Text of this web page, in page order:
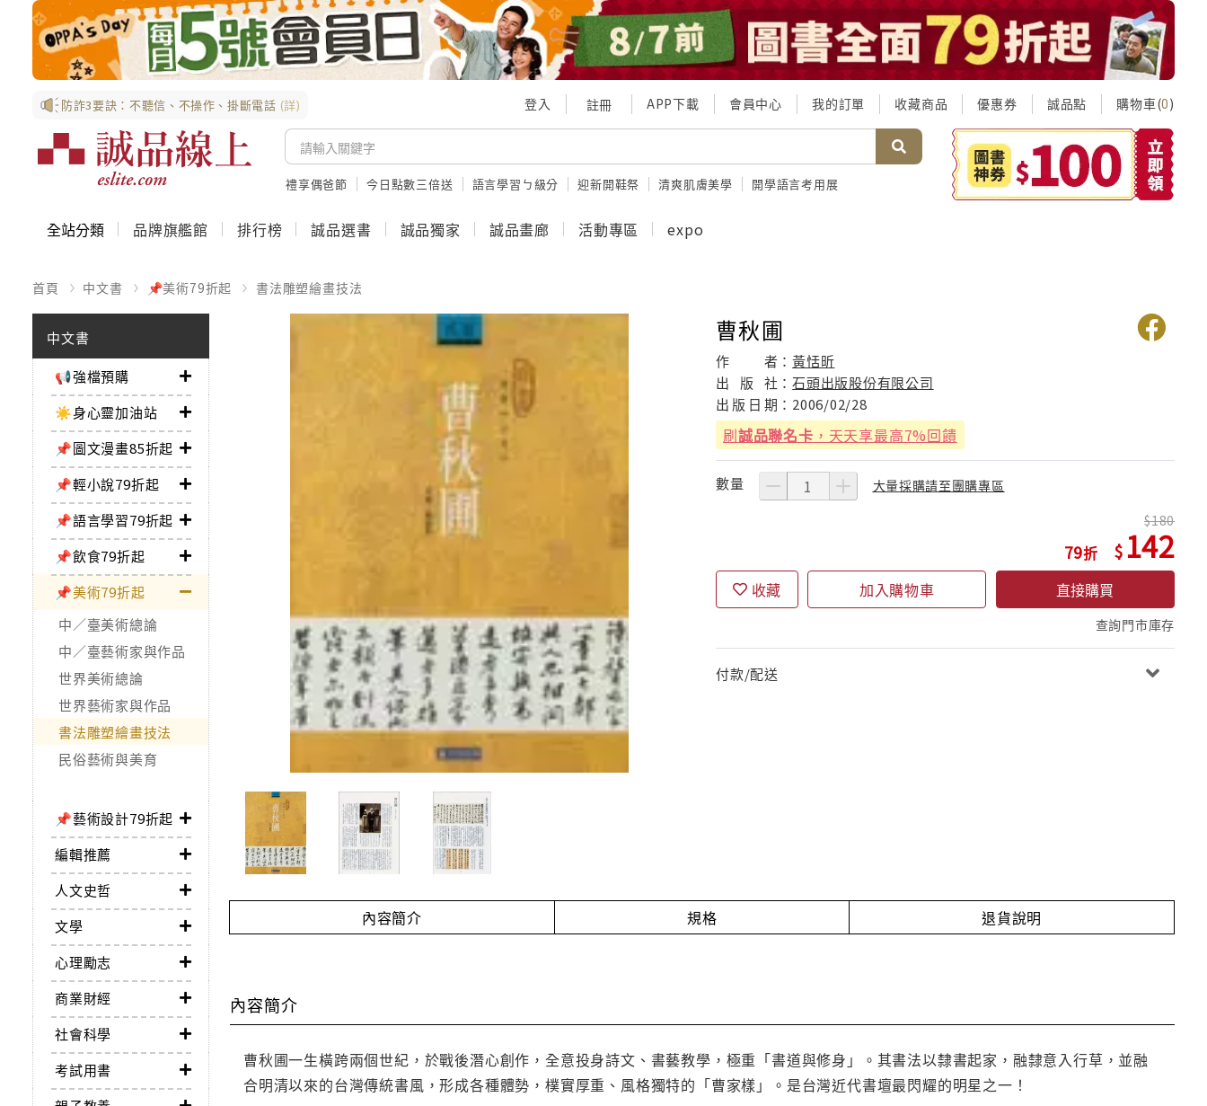
防詐3要訣：不聽信、不操作、掛斷電話 (詳) 登入 註冊 APP下載 會員中心 我的訂單 收藏商品 優惠券 誠品點 購物車(0)
禮享偶爸節 今日點數三倍送 語言學習ㄅ級分 迎新開鞋祭 清爽肌膚美學 開學語言考用展
全站分類 品牌旗艦館 排行榜 誠品選書 誠品獨家 誠品畫廊 活動專區 expo
首頁 中文書 📌美術79折起 書法雕塑繪畫技法
中文書
📢強檔預購
☀️身心靈加油站
📌圖文漫畫85折起
📌輕小說79折起
📌語言學習79折起
📌飲食79折起
📌美術79折起
中／臺美術總論
中／臺藝術家與作品
世界美術總論
世界藝術家與作品
書法雕塑繪畫技法
民俗藝術與美育
📌藝術設計79折起
編輯推薦
人文史哲
文學
心理勵志
商業財經
社會科學
考試用書
曹秋圃
作 者：黃恬昕
出
版 社：石頭出版股份有限公司
出 版 日 期： 2006/02/28
刷誠品聯名卡 ，天天享最高7%回饋
數量 大量採購請至團購專區
79
180
142
收藏 加入購物車 直接購買
查詢門市庫存
付款/配送
內容簡介 規格 退貨說明
內容簡介
曹秋圃一生橫跨兩個世紀，於戰後潛心創作，全意投身詩文、書藝教學，極重「書道與修身」。其書法以隸書起家，融隸意入行草，並融
合明清以來的台灣傳統書風，形成各種體勢，樸實厚重、風格獨特的「曹家樣」。是台灣近代書壇最閃耀的明星之一！